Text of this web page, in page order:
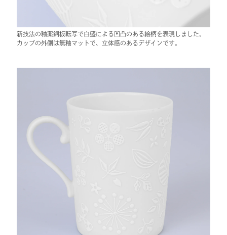
新技法の釉薬銅板転写で白盛による凹凸のある絵柄を表現しました。
カップの外側は無釉マットで、立体感のあるデザインです。